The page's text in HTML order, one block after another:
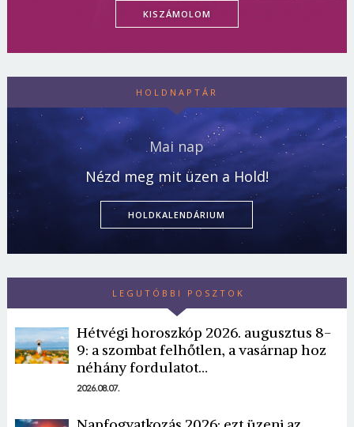
KISZÁMOLOM
HOLDNAPTÁR
Mai nap
Nézd meg mit üzen a Hold!
HOLDKALENDÁRIUM
LEGUTÓBBI POSZTOK
Hétvégi horoszkóp 2026. augusztus 8-
9: a szombat felhőtlen, a vasárnap hoz
néhány fordulatot…
2026.08.07.